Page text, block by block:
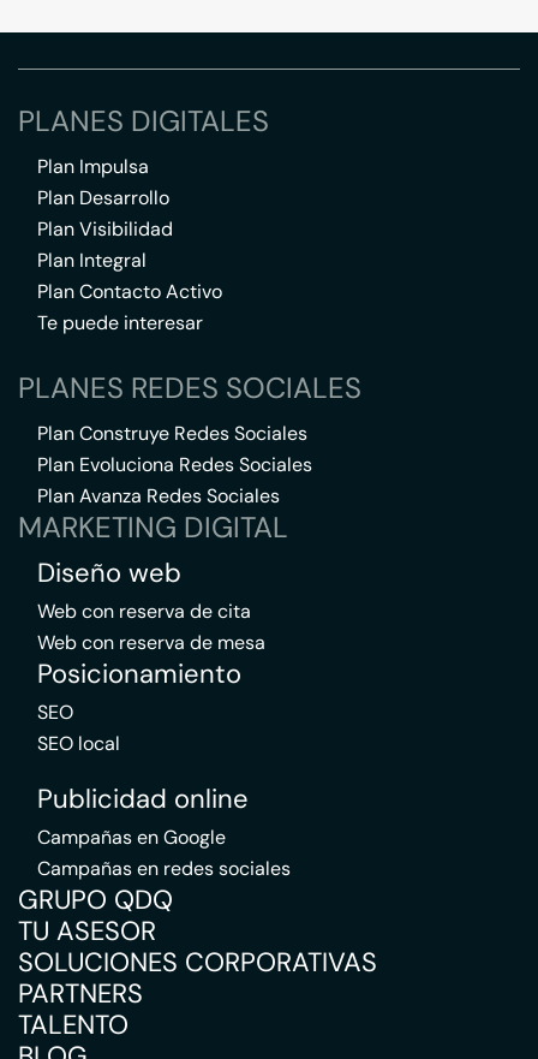
PLANES DIGITALES
Plan Impulsa
Plan Desarrollo
Plan Visibilidad
Plan Integral
Plan Contacto Activo
Te puede interesar
PLANES REDES SOCIALES
Plan Construye Redes Sociales
Plan Evoluciona Redes Sociales
Plan Avanza Redes Sociales
MARKETING DIGITAL
Diseño web
Web con reserva de cita
Web con reserva de mesa
Posicionamiento
SEO
SEO local
Publicidad online
Campañas en Google
Campañas en redes sociales
GRUPO QDQ
TU ASESOR
SOLUCIONES CORPORATIVAS
PARTNERS
TALENTO